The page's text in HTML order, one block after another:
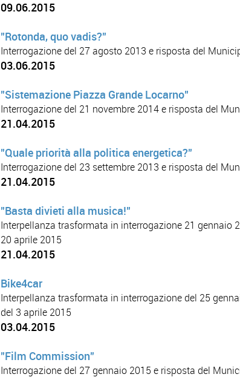
09.06.2015
"Rotonda, quo vadis?"
Interrogazione del 27 agosto 2013 e risposta del
03.06.2015
"Sistemazione Piazza Grande Locarno"
Interrogazione del 21 novembre 2014 e risposta del
21.04.2015
"Quale priorità alla politica energetica?"
Interrogazione del 23 settembre 2013 e risposta del
21.04.2015
"Basta divieti alla musica!"
Interpellanza trasformata in interrogazione 21 gennaio
20 aprile 2015
21.04.2015
Bike4car
Interpellanza trasformata in interrogazione del 25
del 3 aprile 2015
03.04.2015
"Film Commission"
Interrogazione del 27 gennaio 2015 e risposta del